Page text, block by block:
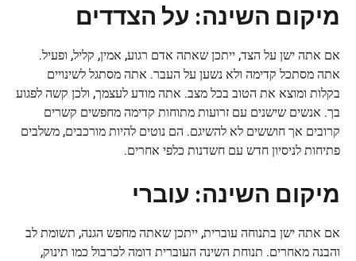
מיקום השינה: על הצדדים
אם אתה ישן על הצד, ייתכן שאתה אדם רגוע, אמין, קליל, ופעיל.
אתה מסתכל קדימה ולא נשען על העבר. אתה מסתגל לשינויים
בקלות ומוצא את הטוב בכל מצב. אתה מודע לעצמך, ולכן קשה לפגוע
בך. אנשים שישנים עם זרועות מתוחות קדימה מחפשים קשרים
קרובים אך חוששים לא להשיגם. הם נוטים להיות מורכבים, משלבים
פתיחות לניסיון חדש עם חשדנות כלפי אחרים.
מיקום השינה: עוברי
אם אתה ישן בתנוחה עוברית, ייתכן שאתה מחפש הגנה, תשומת לב
והבנה מאחרים. תנוחת השינה העוברית דומה לכרבול כמו תינוק,